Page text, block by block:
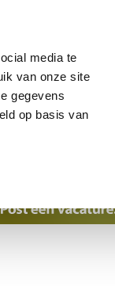
media te
van onze site
gegevens
op basis van